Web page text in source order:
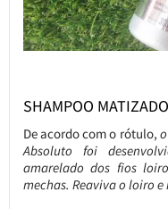
SHAMPOO
De acordo com o rótulo,
Absoluto foi
amarelado dos fios
mechas. Reaviva o loiro